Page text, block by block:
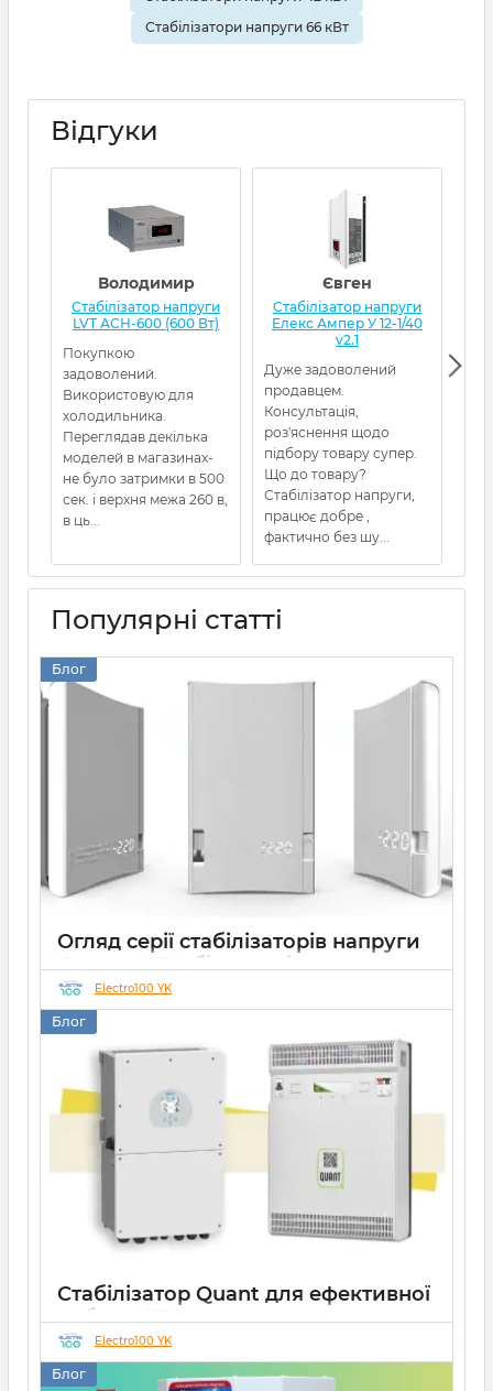
Стабілізатори напруги 66 кВт
Відгуки
Володимир
Стабілізатор напруги
LVT АСН-600 (600 Вт)
Покупкою
задоволений.
Використовую для
холодильника.
Переглядав декілька
моделей в магазинах-
не було затримки в 500
сек. і верхня межа 260 в,
в ць...
Євген
Стабілізатор напруги
Елекс Ампер У 12-1/40
v2.1
Дуже задоволений
продавцем.
Консультація,
роз'яснення щодо
підбору товару супер.
Що до товару?
Стабілізатор напруги,
працює добре ,
фактично без шу...
Популярні статті
Блог
Огляд серії стабілізаторів напруги
Елекс АНТС: більше ніж просто
захист
22 07 2026
Electro100 YK
Блог
Стабілізатор Quant для ефективної
роботи СЕС
14 10 2025
Electro100 YK
Блог